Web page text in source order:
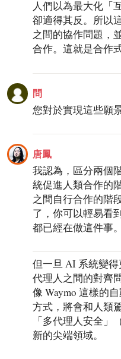
人們以為最大化「
卻適得其反。所以
之間的協作問題，
合作。這就是合作
問
您對於實現這些願
唐鳳
我認為，區分兩個
統促進人類合作的
之間自行合作的階
了，你可以輕易看
都已經在做這件事。
但一旦 AI 系統變
代理人之間的對齊
像 Waymo 這樣的
方式，將會和人類
「多代理人安全」
新的尖端領域。